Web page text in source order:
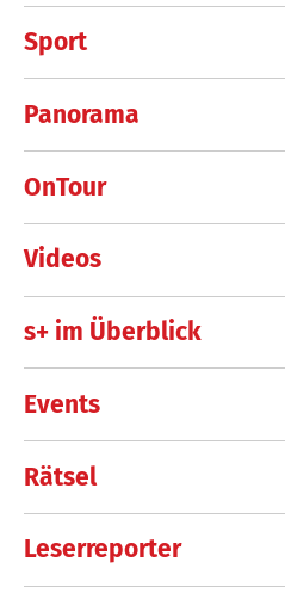
Sport
Panorama
OnTour
Videos
s+ im Überblick
Events
Rätsel
Leserreporter